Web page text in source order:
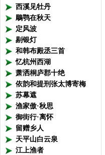
西溪见牡丹
鵰鹗在秋天
定风波
剔银灯
和韩布殿丞三首
忆杭州西湖
萧洒桐庐郡十绝
依韵和提刑张太博寄梅
苏幕遮
渔家傲·秋思
御街行·离怀
留赠乡人
天平山白云泉
江上渔者